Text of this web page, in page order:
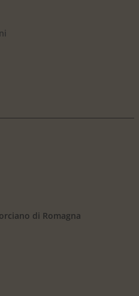
di Romagna